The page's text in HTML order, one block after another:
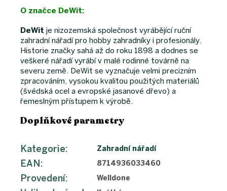
O značce DeWit:
DeWit je nizozemská společnost vyrábějící ruční
zahradní nářadí pro hobby zahradníky i profesionály.
Historie značky sahá až do roku 1898 a dodnes se
veškeré nářadí vyrábí v malé rodinné továrně na
severu země. DeWit se vyznačuje velmi precizním
zpracováním, vysokou kvalitou použitých materiálů
(švédská ocel a evropské jasanové dřevo) a
řemeslným přístupem k výrobě.
Doplňkové parametry
Kategorie: Zahradní nářadí
EAN: 8714936033460
Provedení: Welldone